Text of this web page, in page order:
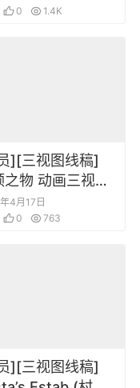
Art
0 1.4K
][三视图线稿]
之物 动画三视图
集
4月17日
0 763
][三视图线稿]